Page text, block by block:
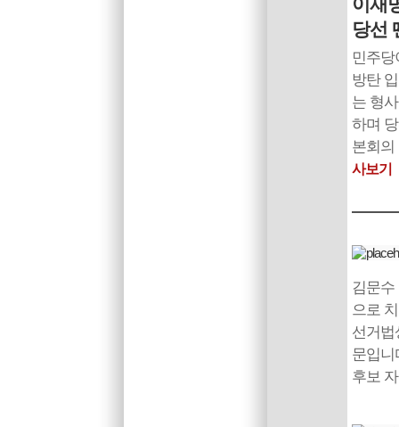
이재
당선
민주
방탄
는 형
하며
본회의
사보기
김문
으로
선거법
문입니
후보